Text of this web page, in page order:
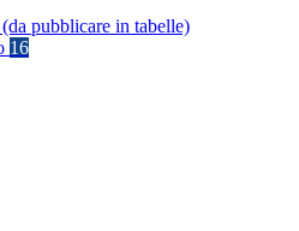
pubblicare in tabelle)
16